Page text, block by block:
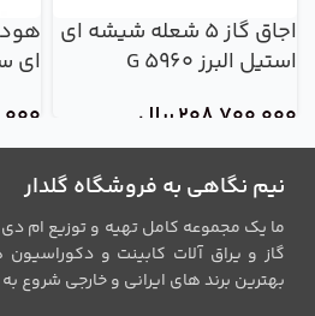
اجاق گاز 5 شعله شیشه ای
استیل البرز G 5960
208,700,000ریال
ای
نیم نگاهی به فروشگاه گلدار
ما یک مجموعه کامل تهیه و توزیع ام
بهترین برند های ایرانی و خارجی شروع